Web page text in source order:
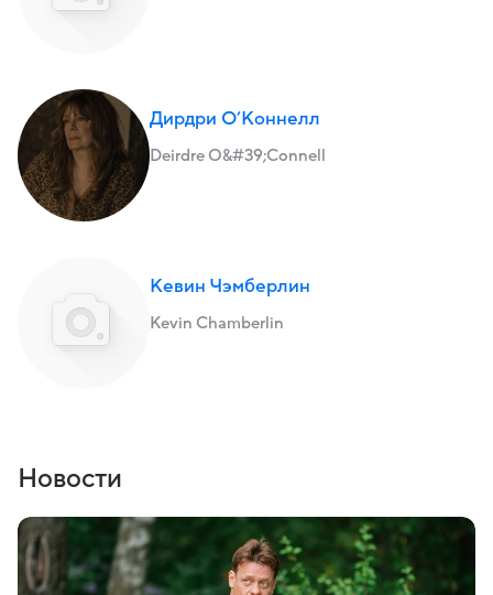
Дирдри О’Коннелл
Deirdre O&#39;Connell
Кевин Чэмберлин
Kevin Chamberlin
Новости